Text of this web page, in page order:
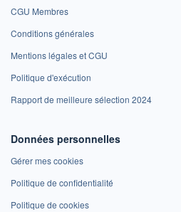
CGU Membres
Conditions générales
Mentions légales et CGU
Politique d'exécution
Rapport de meilleure sélection 2024
Données personnelles
Gérer mes cookies
Politique de confidentialité
Politique de cookies